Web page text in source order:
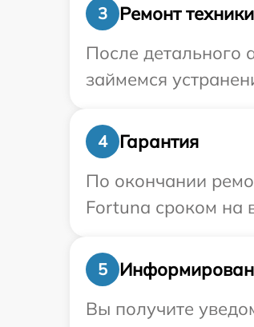
3
Ремонт техники
После детального
займемся
4
Гарантия
По окончании
Fortuna сроком на
5
Вы получите